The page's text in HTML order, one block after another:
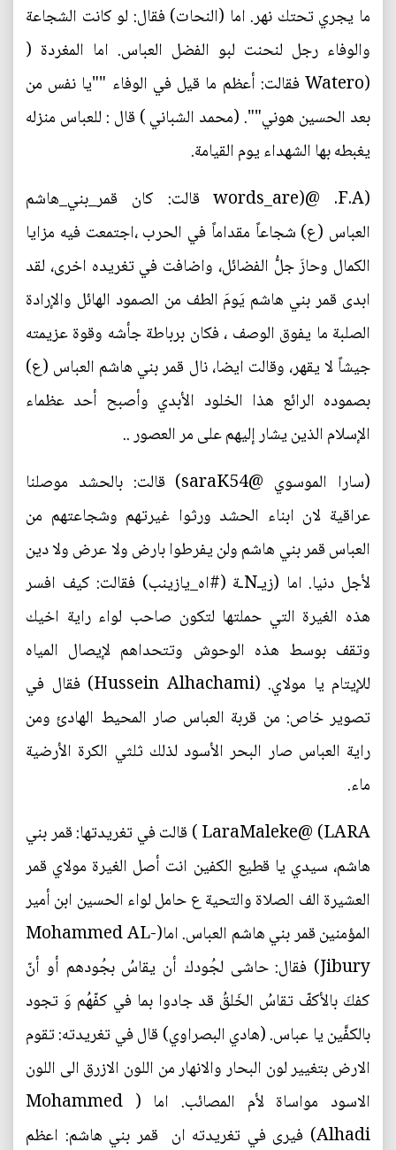
ما يجري تحتك نهر. اما (النحات) فقال: لو كانت الشجاعة
والوفاء رجل لنحنت لبو الفضل العباس. اما المغردة (
(Watero فقالت: أعظم ما قيل في الوفاء ""يا نفس من
بعد الحسين هوني"". (محمد الشباني ) قال : للعباس منزله
يغبطه بها الشهداء يوم القيامة.
(F.A. ‏@(words_are قالت: كان قمر_بني_هاشم
العباس (ع) شجاعاً مقداماً في الحرب ،اجتمعت فيه مزايا
الكمال وحازَ جلُّ الفضائل، واضافت في تغريده اخرى، لقد
ابدى قمر بني هاشم يَومَ الطف من الصمود الهائل والإرادة
الصلبة ما يفوق الوصف ، فكان برباطة جأشه وقوة عزيمته
جيشاً لا يقهر، وقالت ايضا، نال قمر بني هاشم العباس (ع)
بصموده الرائع هذا الخلود الأبدي وأصبح أحد عظماء
الإسلام الذين يشار إليهم على مر العصور ..
(سارا الموسوي ‏@saraK54) قالت: بالحشد موصلنا
عراقية لان ابناء الحشد ورثوا غيرتهم وشجاعتهم من
العباس قمر بني هاشم ولن يفرطوا بارض ولا عرض ولا دين
لأجل دنيا. اما (زيـNـة (#اه_يازينب) فقالت: كيف افسر
هذه الغيرة التي حملتها لتكون صاحب لواء راية اخيك
وتقف بوسط هذه الوحوش وتتحداهم لإيصال المياه
للإيتام يا مولاي. (Hussein Alhachami) فقال في
تصوير خاص: من قربة العباس صار المحيط الهادئ ومن
راية العباس صار البحر الأسود لذلك ثلثي الكرة الأرضية
ماء.
LARA) ‏@LaraMaleke ) قالت في تغريدتها: قمر بني
هاشم، سيدي يا قطيع الكفين انت أصل الغيرة مولاي قمر
العشيرة الف الصلاة والتحية ع حامل لواء الحسين ابن أمير
المؤمنين قمر بني هاشم العباس. اما(Mohammed AL-
Jibury) فقال: حاشى لجُودك أن يقاسُ بجُودهم أو أنّ
كفكَ بالأكفّ تقاسُ الخَلقُ قد جادوا بما في كفّهُم وَ تجود
بالكفَّين يا عباس. (هادي البصراوي) قال في تغريدته: تقوم
الارض بتغيير لون البحار والانهار من اللون الازرق الى اللون
الاسود مواساة لأم المصائب. اما ( Mohammed
Alhadi) فيرى في تغريدته ان ‏ قمر بني هاشم: اعظم